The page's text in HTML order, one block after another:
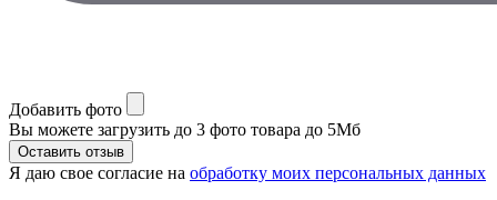
Добавить фото
Вы можете загрузить до 3 фото товара до 5Мб
Я даю свое согласие на обработку моих персональных данных